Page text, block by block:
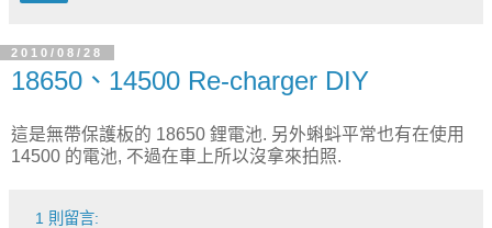
2010/08/28
18650、14500 Re-charger DIY
這是無帶保護板的 18650 鋰電池. 另外蝌蚪平常也有在使用
14500 的電池, 不過在車上所以沒拿來拍照.
1 則留言: